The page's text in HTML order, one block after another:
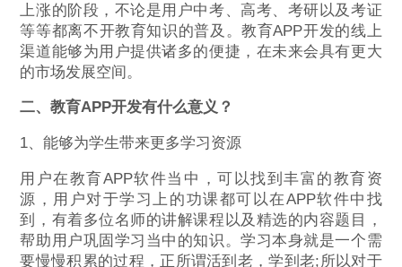
上涨的阶段，不论是用户中考、高考、考研以及考证
等等都离不开教育知识的普及。教育APP开发的线上
渠道能够为用户提供诸多的便捷，在未来会具有更大
的市场发展空间。
二、教育APP开发有什么意义？
1、能够为学生带来更多学习资源
用户在教育APP软件当中，可以找到丰富的教育资
源，用户对于学习上的功课都可以在APP软件中找
到，有着多位名师的讲解课程以及精选的内容题目，
帮助用户巩固学习当中的知识。学习本身就是一个需
要慢慢积累的过程，正所谓活到老，学到老;所以对于